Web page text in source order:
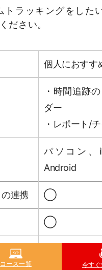
トラッキングをした
ださい。
個人におすす
・時間追跡
ダー
・レポート/
パソコン、
Android
連携 ◯
◯
・無料（チ
コース一覧 今すぐ